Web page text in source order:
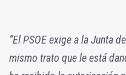
“El PSOE exige a la Junta
mismo trato que le está